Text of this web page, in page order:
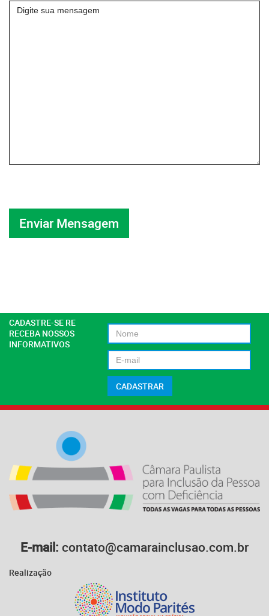
CADASTRE-SE RE
RECEBA NOSSOS
INFORMATIVOS
E-mail: contato@camarainclusao.com.br
Realização